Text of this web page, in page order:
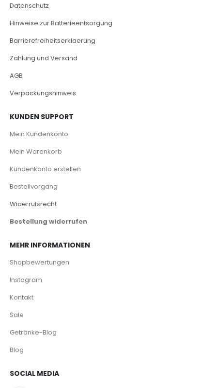
Datenschutz
Hinweise zur Batterieentsorgung
Barrierefreiheitserklaerung
Zahlung und Versand
AGB
Verpackungshinweis
KUNDEN SUPPORT
Mein Kundenkonto
Mein Warenkorb
Kundenkonto erstellen
Bestellvorgang
Widerrufsrecht
Bestellung widerrufen
MEHR INFORMATIONEN
Shopbewertungen
Instagram
Kontakt
Sale
Getränke-Blog
Blog
SOCIAL MEDIA